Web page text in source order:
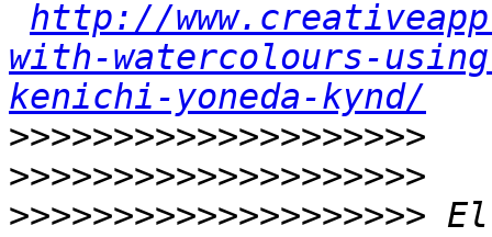
http://
with-watercolours-
kenichi-yoneda-kynd/
>>>>>>>>>>>>>>>>>>>>
>>>>>>>>>>>>>>>>>>>>
>>>>>>>>>>>>>>>>>>>>